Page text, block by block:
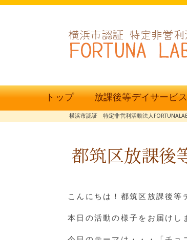
トップ 放課後等デイサービス
横浜市認証 特定非営利活動法人
都筑区放課後
こんにちは！都筑区放課後等
本日の活動の様子をお届けし